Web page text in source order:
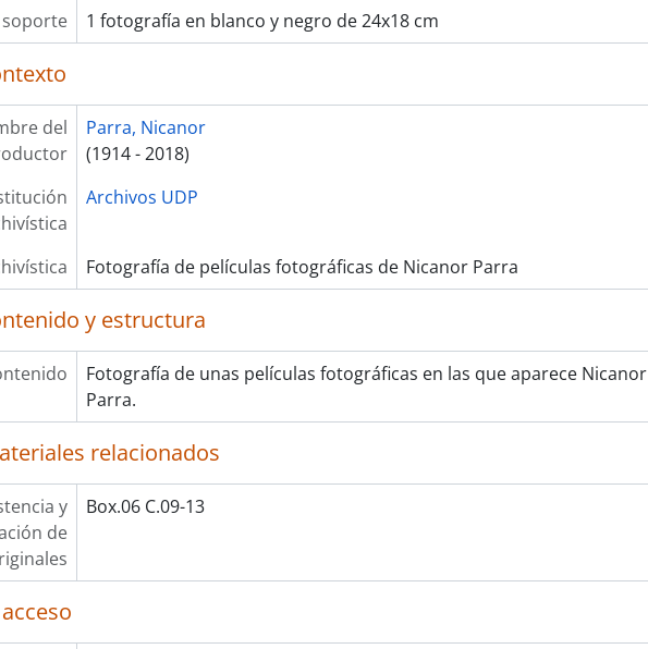
1 fotografía en blanco y negro de 24x18 cm
del
Parra, Nicanor
(1914 - 2018)
Archivos UDP
Fotografía de películas fotográficas de Nicanor Parra
y estructura
Fotografía de unas películas fotográficas en las que aparece Nicanor
Parra.
relacionados
y
de
Box.06 C.09-13